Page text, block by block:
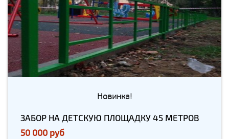
Новинка!
ЗАБОР НА ДЕТСКУЮ ПЛОЩАДКУ 45 МЕТРОВ
50 000 руб